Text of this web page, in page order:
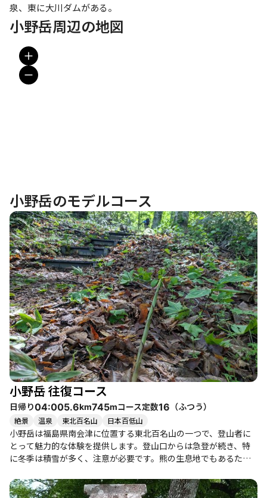
泉、東に大川ダムがある。
小野岳周辺の地図
小野岳のモデルコース
小野岳 往復コース
日帰り04:005.6km745mコース定数16 （ふつう）
絶景 温泉 東北百名山 日本百低山
小野岳は福島県南会津に位置する東北百名山の一つで、登山者に
とって魅力的な体験を提供します。登山口からは急登が続き、特
に冬季は積雪が多く、注意が必要です。熊の生息地でもあるた
のコースは、初心者から健脚者まで楽しめる内容で、特に雪山の
魅力を味わいたい方におすすめです。登山者の中には、雪の中で